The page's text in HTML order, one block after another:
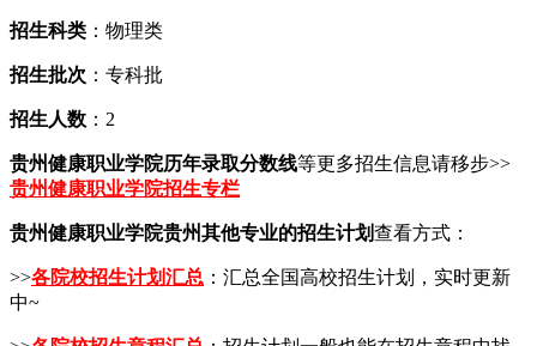
招生科类 ：物理类
招生批次 ：专科批
招生人数 ：2
贵州健康职业学院历年录取分数线等更多招生信息请移步>>
贵州健康职业学院招生专栏
贵州健康职业学院贵州其他专业的招生计划查看方式：
>>各院校招生计划汇总 ：汇总全国高校招生计划，实时更新
中~